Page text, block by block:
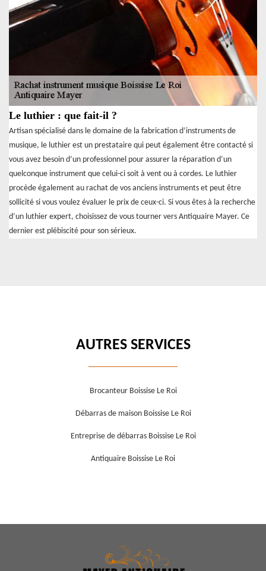
Le luthier : que fait-il ?
Artisan spécialisé dans le domaine de la fabrication d’instruments de
musique, le luthier est un prestataire qui peut également être contacté si
vous avez besoin d’un professionnel pour assurer la réparation d’un
quelconque instrument que celui-ci soit à vent ou à cordes. Le luthier
procède également au rachat de vos anciens instruments et peut être
sollicité si vous voulez évaluer le prix de ceux-ci. Si vous êtes à la recherche
d’un luthier expert, choisissez de vous tourner vers Antiquaire Mayer. Ce
dernier est plébiscité pour son sérieux.
AUTRES SERVICES
Brocanteur Boissise Le Roi
Débarras de maison Boissise Le Roi
Entreprise de débarras Boissise Le Roi
Antiquaire Boissise Le Roi